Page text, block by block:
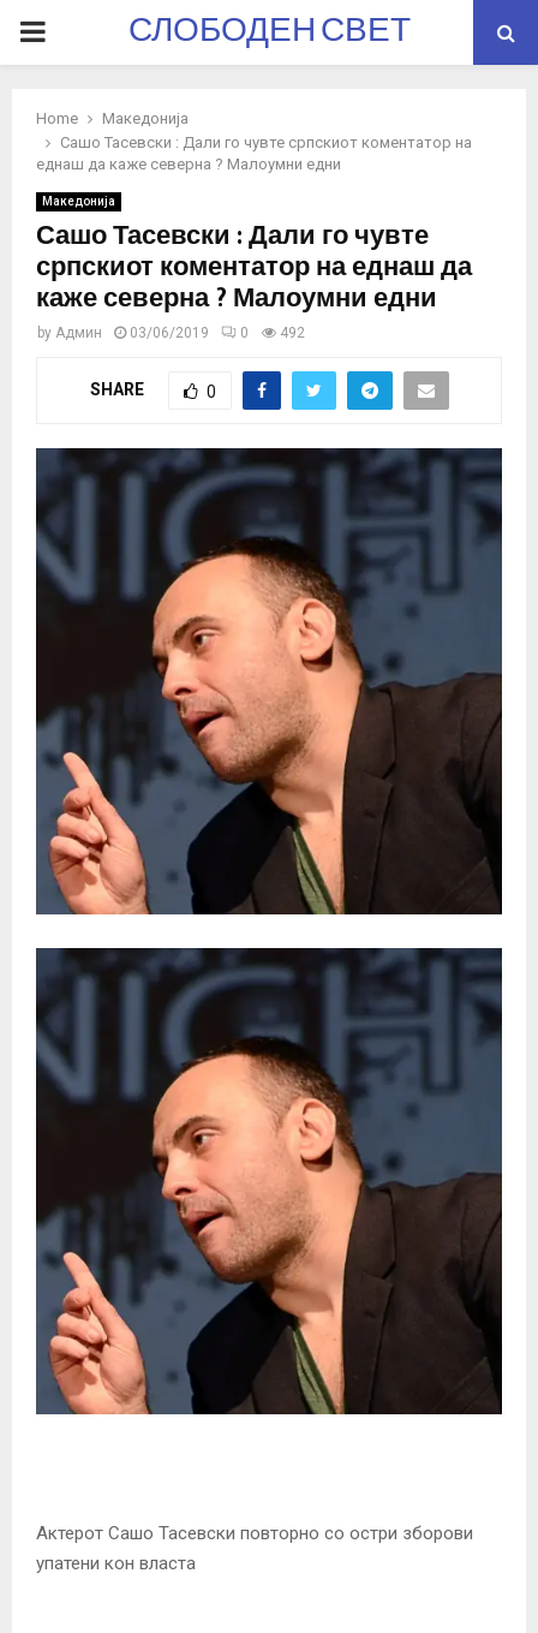
PRIMARYСЛОБОДЕН СВЕТ
Home
Македонија
Сашо Тасевски : Дали го чувте српскиот коментатор на
еднаш да каже северна ? Малоумни едни
Македонија
Сашо Тасевски : Дали го чувте
српскиот коментатор на еднаш да
каже северна ? Малоумни едни
by Админ 03/06/2019 0 492
SHARE 0
Актерот Сашо Тасевски повторно со остри зборови
упатени кон власта